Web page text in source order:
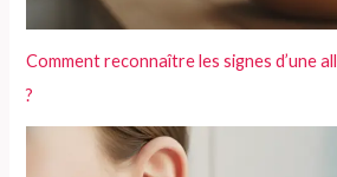
Comment reconnaître les signes d’une
?